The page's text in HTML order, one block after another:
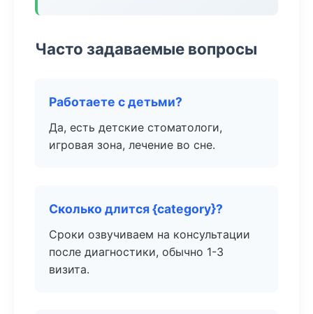
Часто задаваемые вопросы
Работаете с детьми?
Да, есть детские стоматологи,
игровая зона, лечение во сне.
Сколько длится {category}?
Сроки озвучиваем на консультации
после диагностики, обычно 1-3
визита.